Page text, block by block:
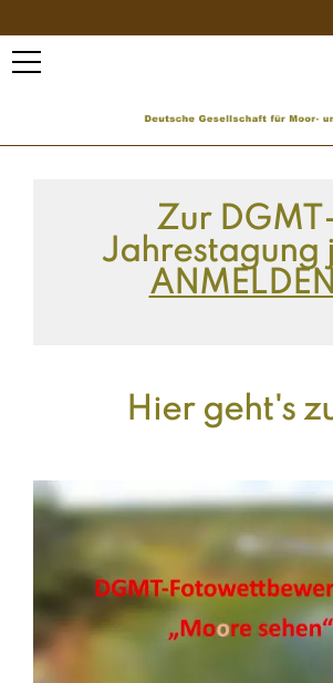
Zur
Jahrestagung
ANMELDEN
Hier geht's